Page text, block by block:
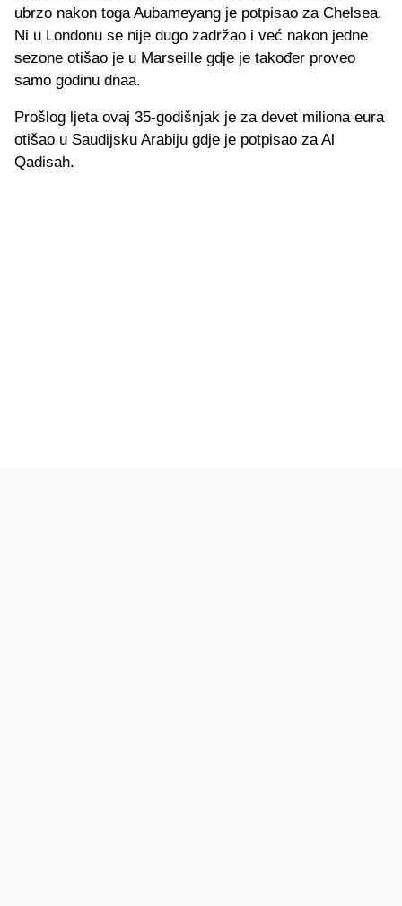
ubrzo nakon toga Aubameyang je potpisao za Chelsea.
Ni u Londonu se nije dugo zadržao i već nakon jedne
sezone otišao je u Marseille gdje je također proveo
samo godinu dnaa.
Prošlog ljeta ovaj 35-godišnjak je za devet miliona eura
otišao u Saudijsku Arabiju gdje je potpisao za Al
Qadisah.